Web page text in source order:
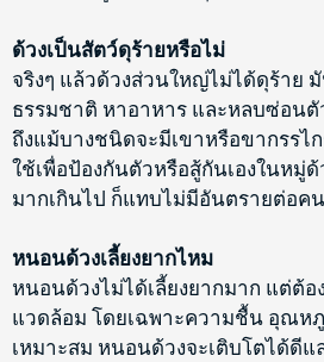
ด้วงเป็นสัตว์ดุร้ายหรือไม่
จริงๆ แล้วด้วงส่วนใหญ่ไม่ได้ดุร้าย
ธรรมชาติ หาอาหาร และหลบซ่อน
ถึงแม้บางชนิดจะมีเขาหรือขากรรไ
ใช้เพื่อป้องกันตัวหรือสู้กันเองในหมู่
มากเกินไป ก็แทบไม่มีอันตรายต่อคน
หนอนด้วงเลี้ยงยากไหม
หนอนด้วงไม่ได้เลี้ยงยากมาก แต่ต้อ
แวดล้อม โดยเฉพาะความชื้น อุณห
เหมาะสม หนอนด้วงจะเติบโตได้ดีแ